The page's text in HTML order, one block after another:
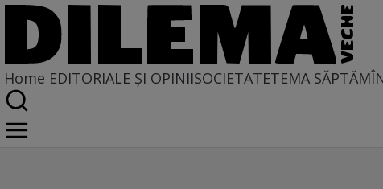
Home EDITORIALE ȘI OPINIISOCIETATETEMA